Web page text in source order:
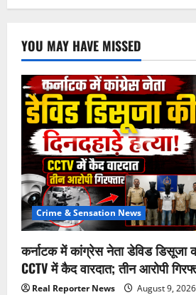
YOU MAY HAVE MISSED
Crime & Sensation News
कर्नाटक में कांग्रेस नेता डेविड डिसूजा
CCTV में कैद वारदात; तीन आरोपी
Real Reporter News August 9, 2026